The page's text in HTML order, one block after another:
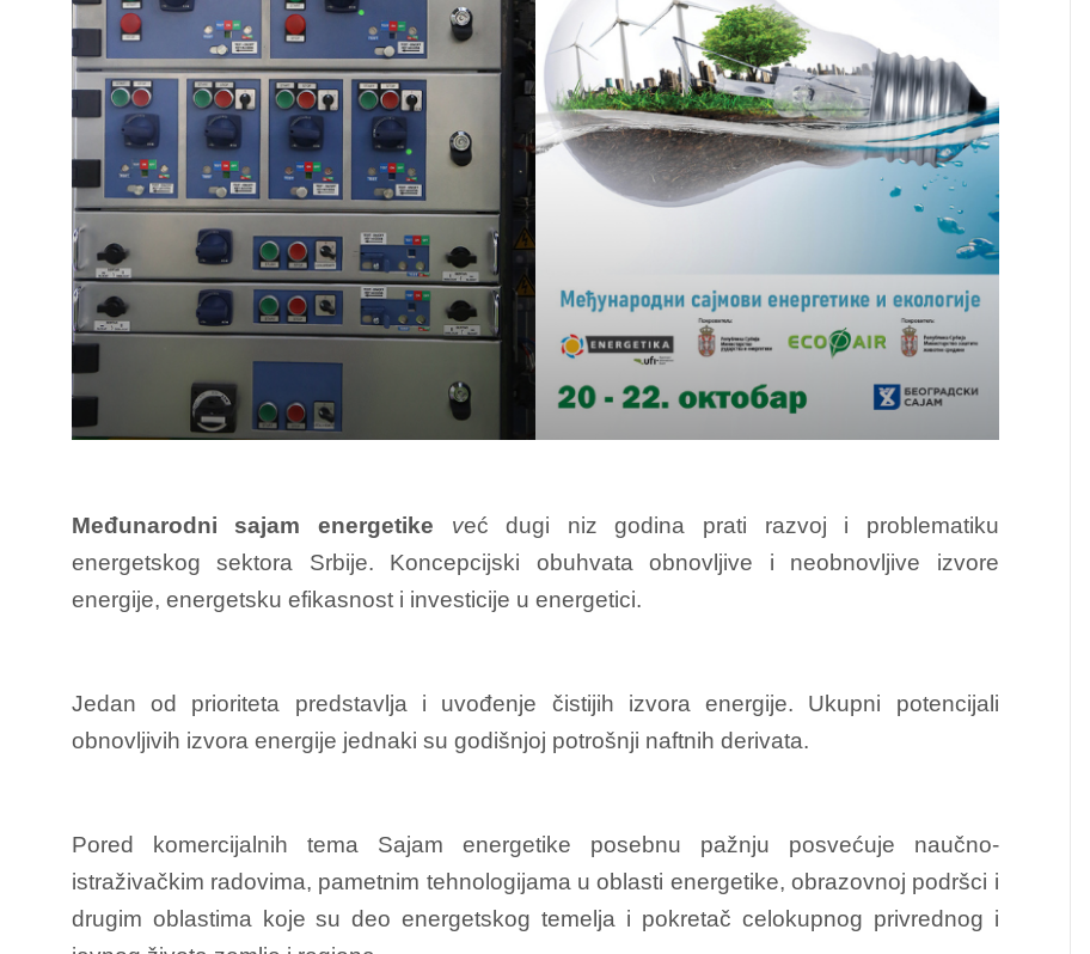
Međunarodni sajam energetike već dugi niz godina prati razvoj i problematiku
energetskog sektora Srbije. Koncepcijski obuhvata obnovljive i neobnovljive izvore
energije, energetsku efikasnost i investicije u energetici.
Jedan od prioriteta predstavlja i uvođenje čistijih izvora energije. Ukupni potencijali
obnovljivih izvora energije jednaki su godišnjoj potrošnji naftnih derivata.
Pored komercijalnih tema Sajam energetike posebnu pažnju posvećuje naučno-
istraživačkim radovima, pametnim tehnologijama u oblasti energetike, obrazovnoj podršci i
drugim oblastima koje su deo energetskog temelja i pokretač celokupnog privrednog i